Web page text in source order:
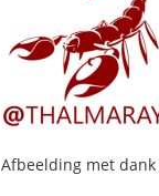
Afbeelding met dank